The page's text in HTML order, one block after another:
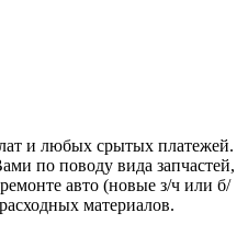
и любых срытых платежей.
по поводу вида запчастей,
авто (новые з/ч или б/
материалов.